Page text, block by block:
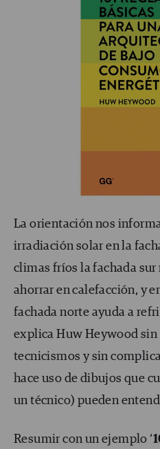
La orientación nos
irradiación solar en la
climas fríos la fachada sur
ahorrar en calefacción, y
fachada norte ayuda a
explica Huw Heywood
tecnicismos y sin
hace uso de dibujos que
un técnico) pueden
Resumir con un ejemplo ‘